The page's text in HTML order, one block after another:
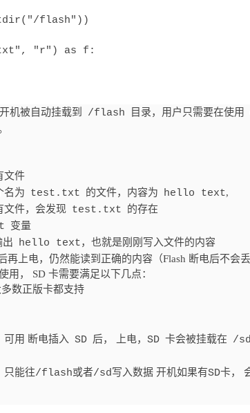
flash"))
"r") as f:
机被自动挂载到 /flash 目录，用户只需要在使用
文件
名为 test.txt 的文件，内容为 hello text,
文件，会发现 test.txt 的存在
变量
出 hello text，也就是刚刚写入文件的内容
再上电，仍然能读到正确的内容（Flash 断电后不会丢
用， SD 卡需要满足以下几点：
数正版卡都支持
可用 断电插入 SD 后， 上电， SD 卡会被挂载在 /sd
只能往/flash或者/sd写入数据 开机如果有SD卡，